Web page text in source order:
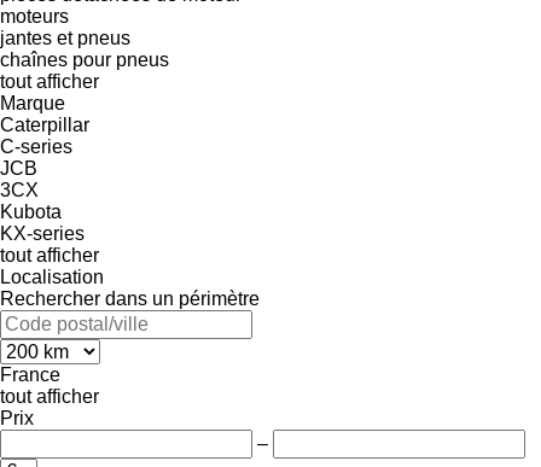
moteurs
jantes et pneus
chaînes pour pneus
tout afficher
Marque
Caterpillar
C-series
JCB
3CX
Kubota
KX-series
tout afficher
Localisation
Rechercher dans un périmètre
France
tout afficher
Prix
–